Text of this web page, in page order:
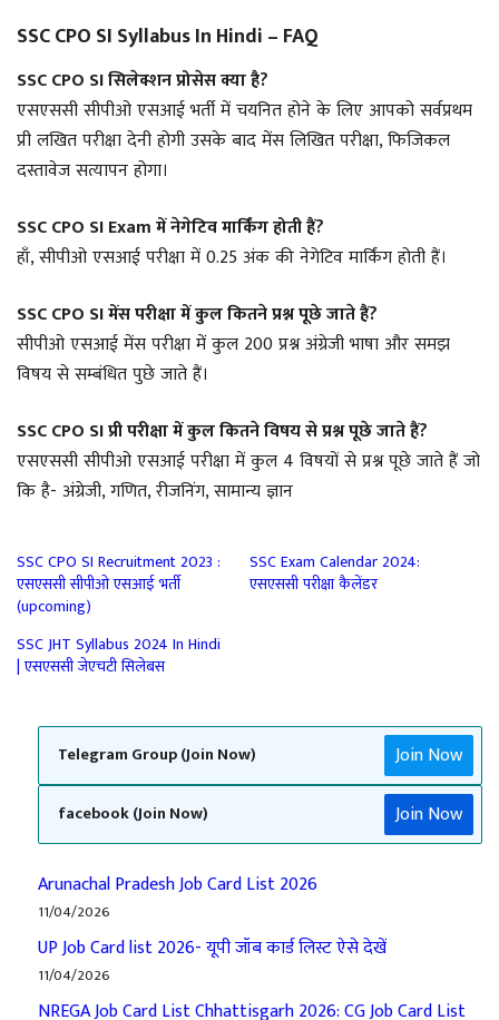
SSC CPO SI Syllabus In Hindi – FAQ
SSC CPO SI सिलेक्शन प्रोसेस क्या है?
एसएससी सीपीओ एसआई भर्ती में चयनित होने के लिए आपको सर्वप्रथम
प्री लखित परीक्षा देनी होगी उसके बाद मेंस लिखित परीक्षा, फिजिकल
दस्तावेज सत्यापन होगा।
SSC CPO SIExam में नेगेटिव मार्किंग होती हैं?
हाँ, सीपीओ एसआई परीक्षा में 0.25 अंक की नेगेटिव मार्किंग होती हैं।
SSC CPO SIमेंस परीक्षा में कुल कितने प्रश्न पूछे जाते हैं?
सीपीओ एसआई मेंस परीक्षा में कुल 200 प्रश्न अंग्रेजी भाषा और समझ
विषय से सम्बंधित पुछे जाते हैं।
SSC CPO SI प्री परीक्षा में कुल कितने विषय से प्रश्न पूछे जाते हैं?
एसएससी सीपीओ एसआई परीक्षा में कुल 4 विषयों से प्रश्न पूछे जाते हैं जो
कि है- अंग्रेजी, गणित, रीजनिंग, सामान्य ज्ञान
SSC CPO SI Recruitment 2023 :
एसएससी सीपीओ एसआई भर्ती
(upcoming)
SSC Exam Calendar 2024:
एसएससी परीक्षा कैलेंडर
SSC JHT Syllabus 2024 In Hindi
| एसएससी जेएचटी सिलेबस
Telegram Group (Join Now) Join Now
facebook (Join Now) Join Now
Arunachal Pradesh Job Card List 2026
11/04/2026
UP Job Card list 2026- यूपी जॉब कार्ड लिस्ट ऐसे देखें
11/04/2026
NREGA Job Card List Chhattisgarh 2026: CG Job Card List